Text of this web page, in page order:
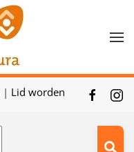
| Lid worden